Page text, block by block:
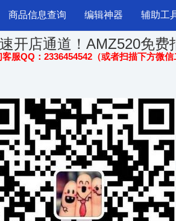
商品信息查询 编辑神器 辅助工
开店通道！AMZ520免费
服QQ：2336454542（或者扫描下方微信